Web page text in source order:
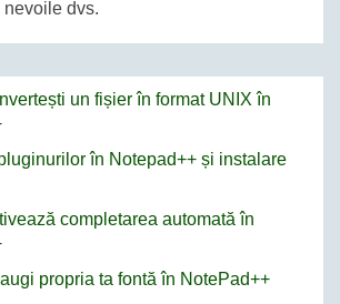
dvs.
un fișier în format UNIX în
în Notepad++ și instalare
completarea automată în
propria ta fontă în NotePad++